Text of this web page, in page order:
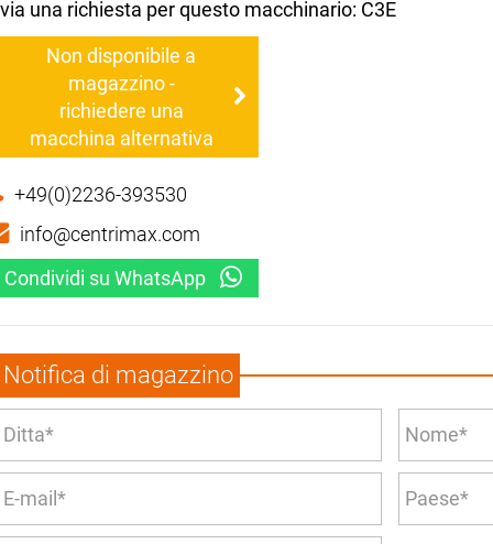
una richiesta per questo macchinario: C3E
Non disponibile a
magazzino -
richiedere una
macchina alternativa
+49(0)2236-393530
info@centrimax.com
Condividi su WhatsApp
Notifica di magazzino